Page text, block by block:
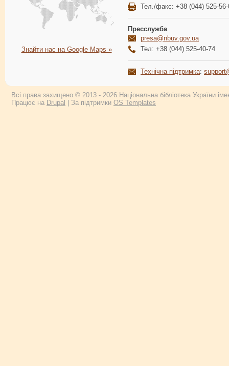
Знайти нас на Google Maps »
Тел./факс: +38 (044) 525-56-
Пресслужба
presa@nbuv.gov.ua
Тел: +38 (044) 525-40-74
Технічна підтримка:
Всі права захищено © 2013 - 2026 Національна бібліотека України
Працює на Drupal | За підтримки OS Templates